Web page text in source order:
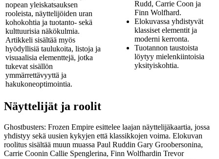
nopean yleiskatsauksen
rooleista, näyttelijöiden uran
kohokohtia ja tuotanto- sekä
kulttuurisia näkökulmia.
Artikkeli sisältää myös
hyödyllisiä taulukoita, listoja ja
visuaalisia elementtejä, jotka
tukevat sisällön
ymmärrettävyyttä ja
hakukoneoptimointia.
Rudd, Carrie Coon ja
Finn Wolfhard.
Elokuvassa yhdistyvät
klassiset elementit ja
moderni kerronta.
Tuotannon taustoista
löytyy mielenkiintoisia
yksityiskohtia.
Näyttelijät ja roolit
Ghostbusters: Frozen Empire esittelee laajan näyttelijäkaartia, jossa
yhdistyy sekä uusien kykyjen että klassikkojen voima. Elokuvan
roolitus sisältää muun muassa Paul Ruddin Gary Groobersonina,
Carrie Coonin Callie Spenglerina, Finn Wolfhardin Trevor